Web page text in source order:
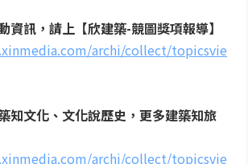
資訊，請上【欣建築-競圖獎項報導】
archi/collect/topicsvie
知文化、文化說歷史，更多建築知旅
archi/collect/topicsvie